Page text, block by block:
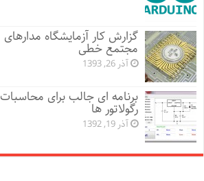
گزارش کار آزمایشگاه مدارهای
مجتمع خطی
آذر 26, 1393
برنامه ای جالب برای محاسبات
رگولاتور ها
آذر 19, 1392